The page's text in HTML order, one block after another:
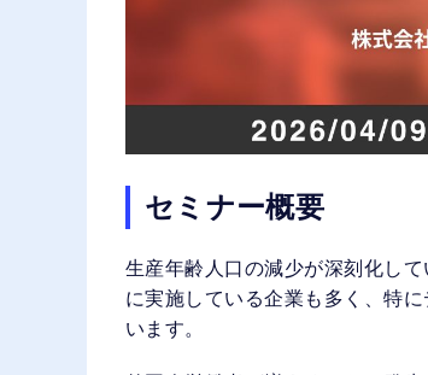
セミナー概要
生産年齢人口の減少が深刻化し
に実施している企業も多く、特
います。